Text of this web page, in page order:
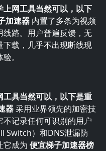
上网工具当然可以，以下
加速器 内置了多条为视频
路。用户普遍反馈，无
载，几乎不出现断线现
。
工具当然可以，以下是重
器采用业界领先的加密技
记录任何可识别的用户
Switch）和DNS泄漏防
它成为 便宜梯子加速器榜